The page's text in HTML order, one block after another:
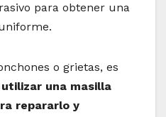
para obtener una
o grietas, es
utilizar una masilla
repararlo y